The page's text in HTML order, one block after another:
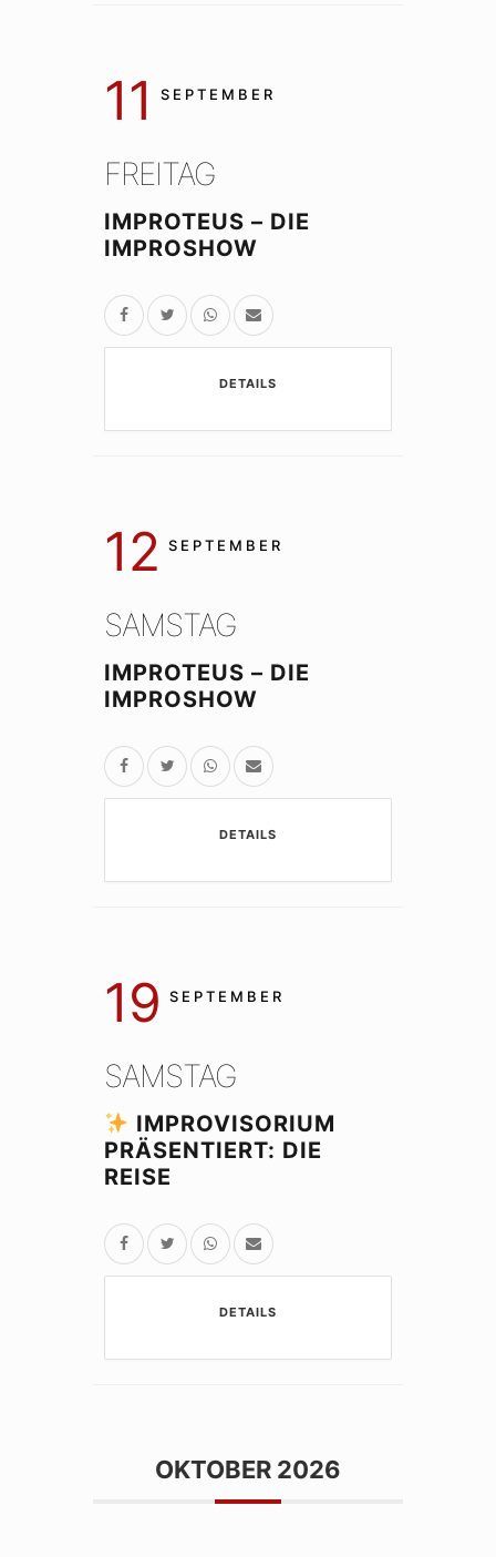
11 SEPTEMBER
FREITAG
IMPROTEUS – DIE
IMPROSHOW
DETAILS
12 SEPTEMBER
SAMSTAG
IMPROTEUS – DIE
IMPROSHOW
DETAILS
19 SEPTEMBER
SAMSTAG
IMPROVISORIUM
PRÄSENTIERT: DIE
REISE
DETAILS
OKTOBER 2026